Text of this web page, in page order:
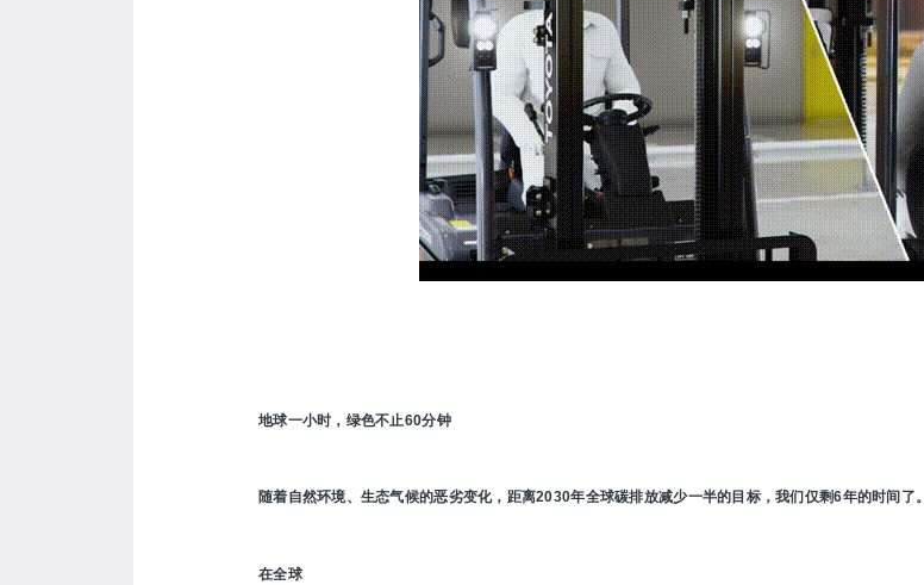
地球一小时，绿色不止60分钟
随着自然环境、生态气候的恶劣变化，距离2030年全球碳排放减少一半的目标，我们仅剩6年的时间了。
在全球